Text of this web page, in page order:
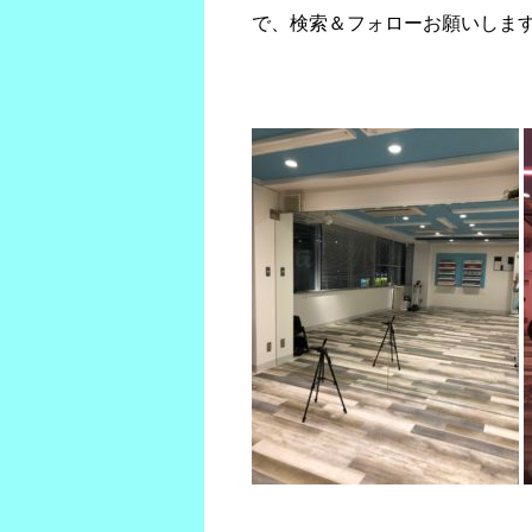
で、検索＆フォローお願いしま